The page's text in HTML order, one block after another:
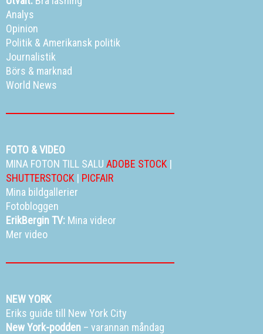
Analys
Opinion
Politik & Amerikansk politik
Journalistik
Börs & marknad
World News
FOTO & VIDEO
MINA FOTON TILL SALU ADOBE STOCK |
SHUTTERSTOCK | PICFAIR
Mina bildgallerier
Fotobloggen
ErikBergin TV: Mina videor
Mer video
NEW YORK
Eriks guide till New York City
New York-podden – varannan måndag